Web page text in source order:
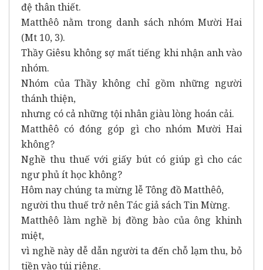
đệ thân thiết.
Matthêô nằm trong danh sách nhóm Mười Hai
(Mt 10, 3).
Thầy Giêsu không sợ mất tiếng khi nhận anh vào
nhóm.
Nhóm của Thầy không chỉ gồm những người
thánh thiện,
nhưng có cả những tội nhân giàu lòng hoán cải.
Matthêô có đóng góp gì cho nhóm Mười Hai
không?
Nghề thu thuế với giấy bút có giúp gì cho các
ngư phủ ít học không?
Hôm nay chúng ta mừng lễ Tông đồ Matthêô,
người thu thuế trở nên Tác giả sách Tin Mừng.
Matthêô làm nghề bị đồng bào của ông khinh
miệt,
vì nghề này dễ dẫn người ta đến chỗ lạm thu, bỏ
tiền vào túi riêng.